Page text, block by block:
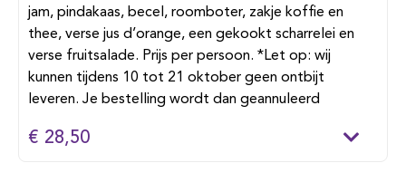
jam, pindakaas, becel, roomboter, zakje koffie en
thee, verse jus d’orange, een gekookt scharrelei en
verse fruitsalade. Prijs per persoon. *Let op: wij
kunnen tijdens 10 tot 21 oktober geen ontbijt
leveren. Je bestelling wordt dan geannuleerd
€ 28,50